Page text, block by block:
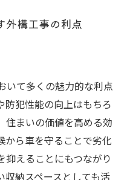
外構工事の利点
いて多くの魅力的な利点
防犯性能の向上はもちろ
住まいの価値を高める効
から車を守ることで劣化
抑えることにもつながり
収納スペースとしても活